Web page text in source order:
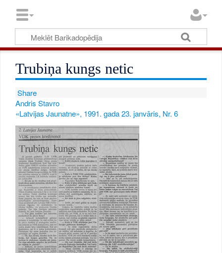
Trubiņa kungs netic
Share
Andris Stavro
«Latvijas Jaunatne», 1991. gada 23. janvāris, Nr. 6